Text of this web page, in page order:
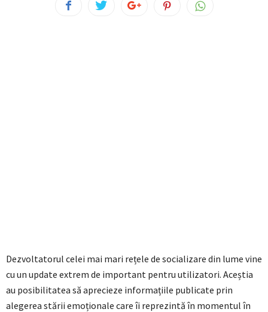
Dezvoltatorul celei mai mari rețele de socializare din lume vine
cu un update extrem de important pentru utilizatori. Aceștia
au posibilitatea să aprecieze informațiile publicate prin
alegerea stării emoționale care îi reprezintă în momentul în